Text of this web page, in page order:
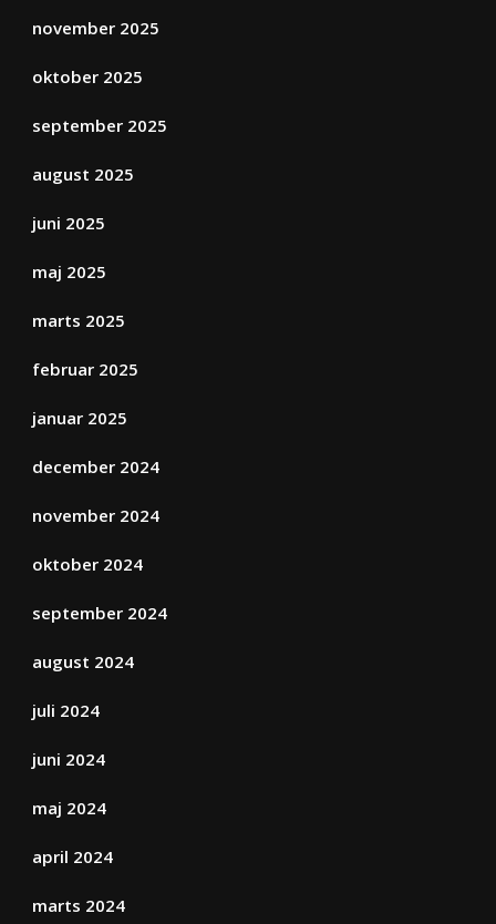
november 2025
oktober 2025
september 2025
august 2025
juni 2025
maj 2025
marts 2025
februar 2025
januar 2025
december 2024
november 2024
oktober 2024
september 2024
august 2024
juli 2024
juni 2024
maj 2024
april 2024
marts 2024